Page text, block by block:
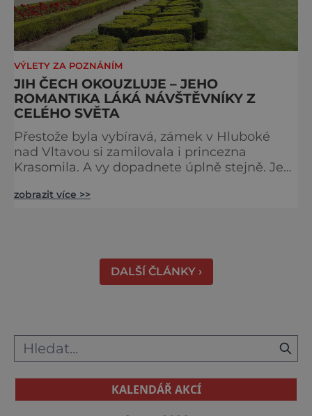
VÝLETY ZA POZNÁNÍM
JIH ČECH OKOUZLUJE – JEHO
ROMANTIKA LÁKÁ NÁVŠTĚVNÍKY Z
CELÉHO SVĚTA
Přestože byla vybíravá, zámek v Hluboké
nad Vltavou si zamilovala i princezna
Krasomila. A vy dopadnete úplně stejně. Je
jako nazdobený bílý dort na svatební tabuli.
zobrazit více >>
DALŠÍ ČLÁNKY ›
KALENDÁŘ AKCÍ